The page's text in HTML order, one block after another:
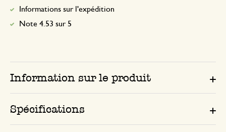
Informations sur l'expédition
Note 4.53 sur 5
Information sur le produit
Spécifications